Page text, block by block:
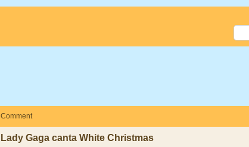
Comment
Lady Gaga canta White Christmas